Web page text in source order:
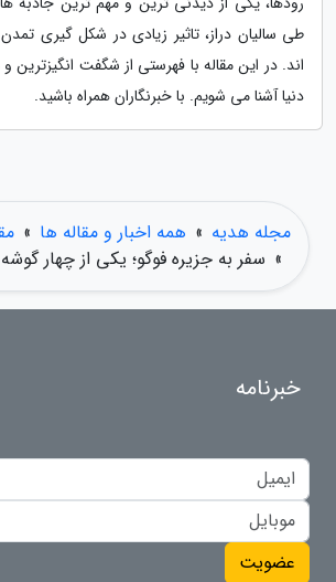
طی سالیان دراز، تاثیر زیادی در شکل گیری
اند. در این مقاله با فهرستی از شگفت
دنیا آشنا می شویم. با خبرنگاران همراه باشید.
مجله هدیه » همه اخبار و مقاله ها »
» سفر به جزیره فوگو؛ یکی از چهار
خبرنامه
عضویت